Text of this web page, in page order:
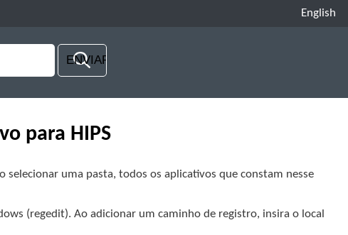
English
para HIPS
selecionar uma pasta, todos os aplicativos que constam nesse
(regedit). Ao adicionar um caminho de registro, insira o local